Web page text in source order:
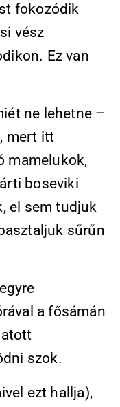
fokozódik
vész
Ez van
ne lehetne –
mert itt
mamelukok,
boseviki
el sem tudjuk
sűrűn
a fősámán
szok.
ezt hallja),